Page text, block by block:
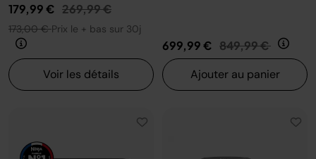
179,99 € Prix réduit de
269,99 €au
173,00 €Prix le + bas sur 30j
Voir les détails
699,99 € Prix réduit de
849,99 € au
Ajouter au panier